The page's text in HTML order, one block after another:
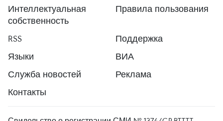
Интеллектуальная
собственность
Правила пользования
RSS
Поддержка
Языки
ВИА
Служба новостей
Реклама
Контакты